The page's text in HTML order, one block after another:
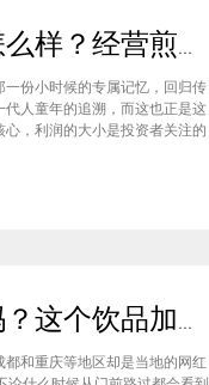
石小沫煎饼果儿加盟店怎么样？经营煎饼果子店利润如何
份小时候的专属记忆，回归传
人童年的追溯，而这也正是这
，利润的大小是投资者关注的
小沫煎饼果儿加盟店怎么样？
吉满杯加盟热线你知道吗？这个饮品加盟店中的饮品口味如何
和重庆等地区却是当地的网红